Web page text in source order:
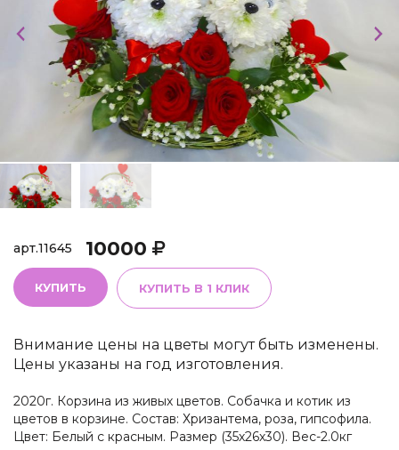
арт.11645 10000
КУПИТЬ КУПИТЬ В 1 КЛИК
Внимание цены на цветы могут быть изменены.
Цены указаны на год изготовления.
2020г. Корзина из живых цветов. Собачка и котик из
цветов в корзине. Состав: Хризантема, роза, гипсофила.
Цвет: Белый с красным. Размер (35х26х30). Вес-2.0кг